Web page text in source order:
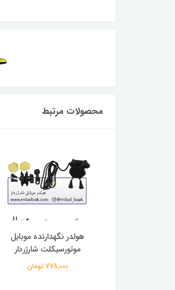
محصولات مرتبط
هولدر نگهدارنده موبایل
موتورسیکلت شارژردار
778,000 تومان